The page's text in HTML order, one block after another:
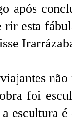
após
esta
não
foi
escultura